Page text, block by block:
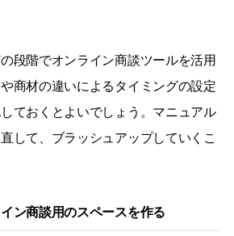
段階でオンライン商談ツールを活用
商材の違いによるタイミングの設定
ておくとよいでしょう。マニュアル
して、ブラッシュアップしていくこ
ン商談用のスペースを作る